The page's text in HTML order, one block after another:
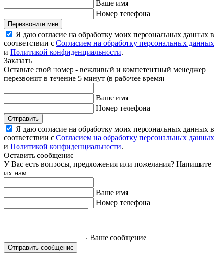
Ваше имя
Номер телефона
Перезвоните мне
Я даю согласие на обработку моих персональных данных в
соответствии с Согласием на обработку персональных данных
и Политикой конфиденциальности.
Заказать
Оставьте свой номер - вежливый и компетентный менеджер
перезвонит в течение 5 минут (в рабочее время)
Ваше имя
Номер телефона
Отправить
Я даю согласие на обработку моих персональных данных в
соответствии с Согласием на обработку персональных данных
и Политикой конфиденциальности.
Оставить сообщение
У Вас есть вопросы, предложения или пожелания? Напишите
их нам
Ваше имя
Номер телефона
Ваше сообщение
Отправить сообщение